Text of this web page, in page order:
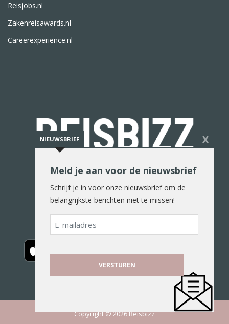
Reisjobs.nl
Zakenreisawards.nl
Careerexperience.nl
De reiswereld in woord en beeld
Copyright © 2026 Reisbizz
NIEUWSBRIEF X
Meld je aan voor de nieuwsbrief
Schrijf je in voor onze nieuwsbrief om de
belangrijkste berichten niet te missen!
E-
mailadres